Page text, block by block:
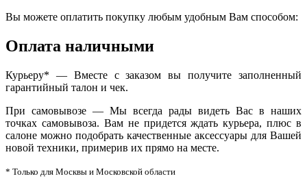
Вы можете оплатить покупку любым удобным Вам способом:
Оплата наличными
Курьеру* — Вместе с заказом вы получите заполненный
гарантийный талон и чек.
При самовывозе — Мы всегда рады видеть Вас в наших
точках самовывоза. Вам не придется ждать курьера, плюс в
салоне можно подобрать качественные аксессуары для Вашей
новой техники, примерив их прямо на месте.
* Только для Москвы и Московской области